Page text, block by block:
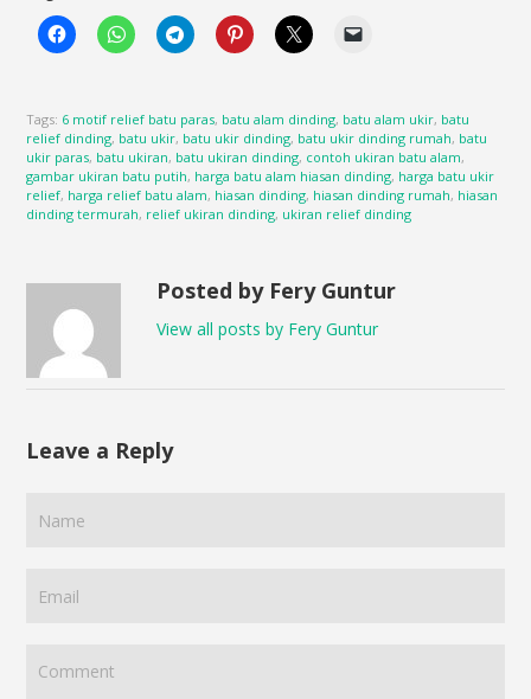
Tags: 6 motif relief batu paras, batu alam dinding, batu alam ukir, batu
relief dinding, batu ukir, batu ukir dinding, batu ukir dinding rumah, batu
ukir paras, batu ukiran, batu ukiran dinding, contoh ukiran batu alam,
gambar ukiran batu putih, harga batu alam hiasan dinding, harga batu ukir
relief, harga relief batu alam, hiasan dinding, hiasan dinding rumah, hiasan
dinding termurah, relief ukiran dinding, ukiran relief dinding
Posted by Fery Guntur
View all posts by Fery Guntur
Leave a Reply